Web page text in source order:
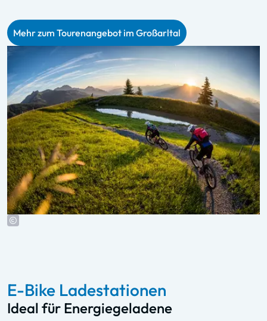
Mehr zum Tourenangebot im Großarltal
E-Bike Ladestationen
Ideal für Energiegeladene